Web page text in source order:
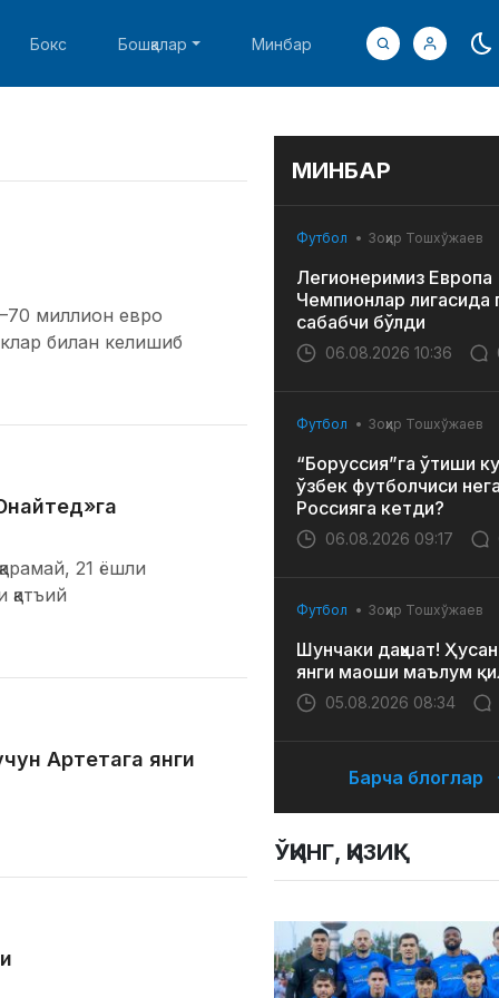
Бокс Бошқалар Минбар
миллион евро
билан келишиб
21 ёшли
Артетага янги
МИНБАР
Футбол Зоҳир Тошхўжаев
Легионеримиз Европа
Чемпионлар лигасида
сабабчи бўлди
06.08.2026 10:36
Футбол Зоҳир Тошхўжаев
“Боруссия”га ўтиши
ўзбек футболчиси
Россияга кетди?
06.08.2026 09:17
Футбол Зоҳир Тошхўжаев
Шунчаки даҳшат!
янги маоши маълум
05.08.2026 08:34
Барча блоглар
ЎҚИНГ, ҚИЗИҚ!